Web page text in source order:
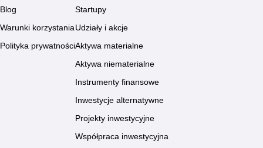
Blog
Warunki korzystania
Polityka prywatności
Startupy
Udziały i akcje
Aktywa materialne
Aktywa niematerialne
Instrumenty finansowe
Inwestycje alternatywne
Projekty inwestycyjne
Współpraca inwestycyjna